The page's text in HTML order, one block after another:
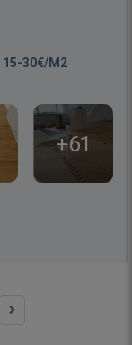
15-30€/M2
+61